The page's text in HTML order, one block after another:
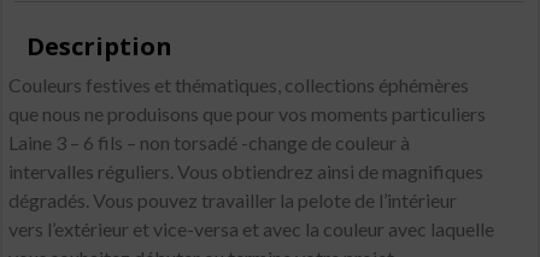
Description
Couleurs festives et thématiques, collections éphémères
que nous ne produisons que pour vos moments particuliers
Laine 3 – 6 fils – non torsadé -change de couleur à
intervalles réguliers. Vous obtiendrez ainsi de magnifiques
dégradés. Vous pouvez travailler la pelote de l’intérieur
vers l’extérieur et vice-versa et avec la couleur avec laquelle